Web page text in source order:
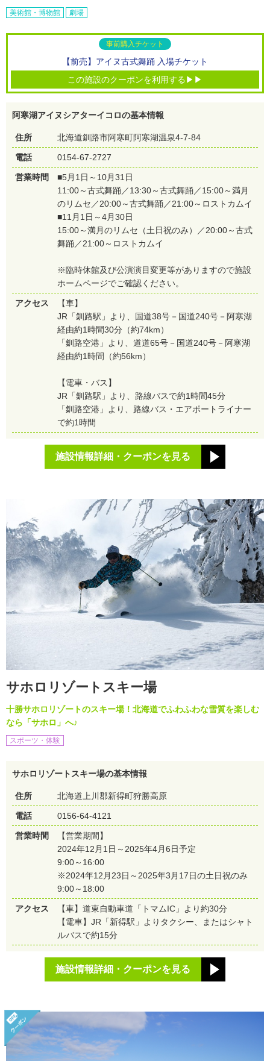
美術館・博物館 劇場
事前購入チケット
【前売】アイヌ古式舞踊 入場チケット
この施設のクーポンを利用する▶▶
阿寒湖アイヌシアターイコロの基本情報
住所 北海道釧路市阿寒町阿寒湖温泉4-7-84
電話 0154-67-2727
営業時間
■5月1日～10月31日
11:00～古式舞踊／13:30～古式舞踊／15:00～満月
のリムセ／20:00～古式舞踊／21:00～ロストカムイ
■11月1日～4月30日
15:00～満月のリムセ（土日祝のみ）／20:00～古式
舞踊／21:00～ロストカムイ
※臨時休館及び公演演目変更等がありますので施設
ホームページでご確認ください。
アクセス
【車】
JR「釧路駅」より、国道38号－国道240号－阿寒湖
経由約1時間30分（約74km）
「釧路空港」より、道道65号－国道240号－阿寒湖
経由約1時間（約56km）
【電車・バス】
JR「釧路駅」より、路線バスで約1時間45分
「釧路空港」より、路線バス・エアポートライナー
で約1時間
施設情報詳細・クーポンを見る
サホロリゾートスキー場
十勝サホロリゾートのスキー場！北海道でふわふわな雪質を楽しむ
なら「サホロ」へ♪
スポーツ・体験
サホロリゾートスキー場の基本情報
住所 北海道上川郡新得町狩勝高原
電話 0156-64-4121
営業時間
【営業期間】
2024年12月1日～2025年4月6日予定
9:00～16:00
※2024年12月23日～2025年3月17日の土日祝のみ
9:00～18:00
アクセス
【車】道東自動車道「トマムIC」より約30分
【電車】JR「新得駅」よりタクシー、またはシャト
ルバスで約15分
施設情報詳細・クーポンを見る